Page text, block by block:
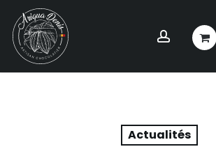
main
content
account
Actualités